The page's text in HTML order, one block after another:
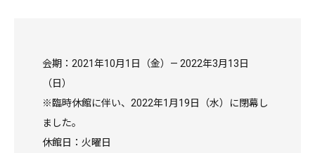
会期：2021年10月1日（金）— 2022年3月13日
（日）
※臨時休館に伴い、2022年1月19日（水）に閉幕し
ました。
休館日：火曜日